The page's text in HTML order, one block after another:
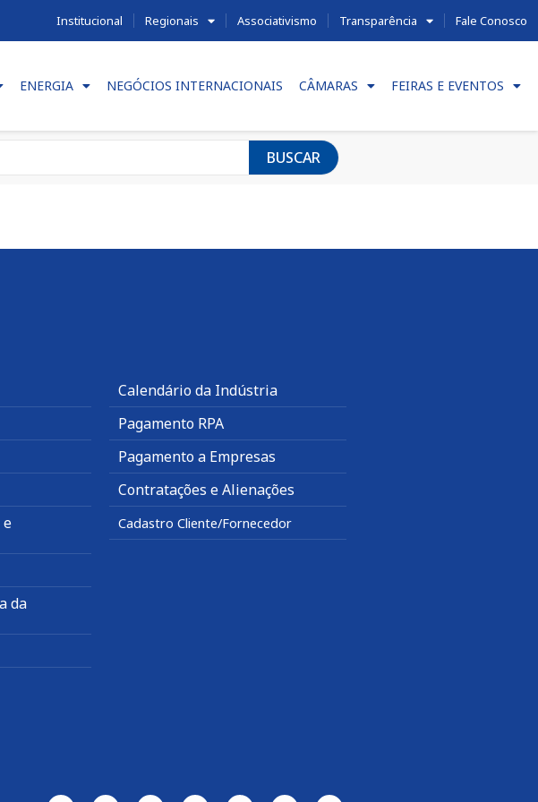
Institucional Regionais Associativismo Transparência Fale Conosco
ENERGIA NEGÓCIOS INTERNACIONAIS CÂMARAS FEIRAS E EVENTOS
BUSCAR
e
da
Calendário da Indústria
Pagamento RPA
Pagamento a Empresas
Contratações e Alienações
Cadastro Cliente/Fornecedor